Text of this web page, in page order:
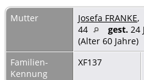
Mutter Josefa FRANKE,
44
gest. 24
(Alter 60 Jahre)
Familien-
Kennung
XF137